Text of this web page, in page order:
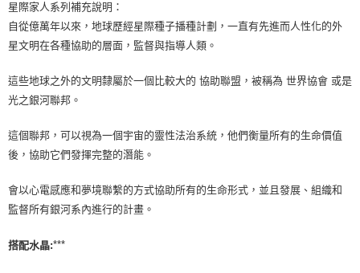
星際家人系列補充說明：
自從億萬年以來，地球歷經星際種子播種計劃，一直有先進而人性化的外
星文明在各種協助的層面，監督與指導人類。
這些地球之外的文明隸屬於一個比較大的 協助聯盟，被稱為 世界協會 或是
光之銀河聯邦。
這個聯邦，可以視為一個宇宙的靈性法治系統，他們衡量所有的生命價值
後，協助它們發揮完整的潛能。
會以心電感應和夢境聯繫的方式協助所有的生命形式，並且發展、組織和
監督所有銀河系內進行的計畫。
搭配水晶:***